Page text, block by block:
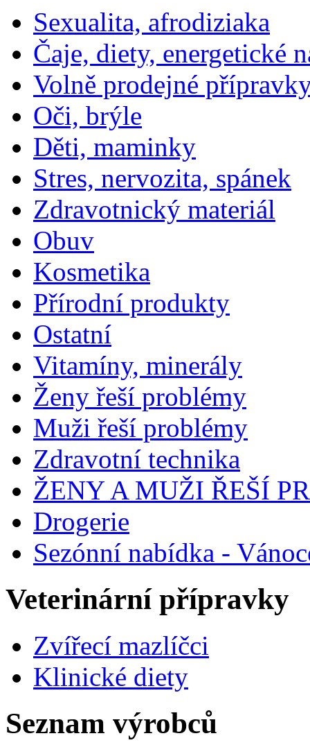
Sexualita, afrodiziaka
Čaje, diety, energetické
Volně prodejné
Oči, brýle
Děti, maminky
Stres, nervozita, spánek
Zdravotnický materiál
Obuv
Kosmetika
Přírodní produkty
Ostatní
Vitamíny, minerály
Ženy řeší problémy
Muži řeší problémy
Zdravotní technika
ŽENY A MUŽI ŘEŠÍ
Drogerie
Sezónní nabídka -
Veterinární přípravky
Zvířecí mazlíčci
Klinické diety
Seznam výrobců